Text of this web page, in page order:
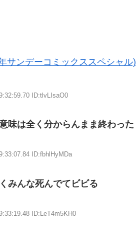
サンデーコミックススペシャル)
ID:tlvLIsaO0
味は全く分からんまま終わった
ID:fbhlHyMDa
みんな死んでてビビる
ID:LeT4m5KH0